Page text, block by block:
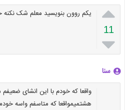

11

یکم روون بنویسید معلم شک
سنا
واقعا که خودم با این انشای
هشتمیمواقعا که متاسفم واسه